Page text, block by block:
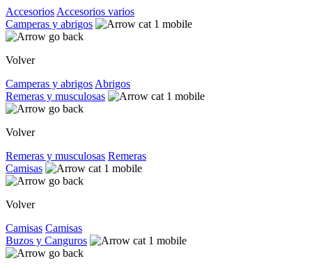
Accesorios Accesorios varios
Camperas y abrigos
Volver
Camperas y abrigos Abrigos
Remeras y musculosas
Volver
Remeras y musculosas Remeras
Camisas
Volver
Camisas Camisas
Buzos y Canguros